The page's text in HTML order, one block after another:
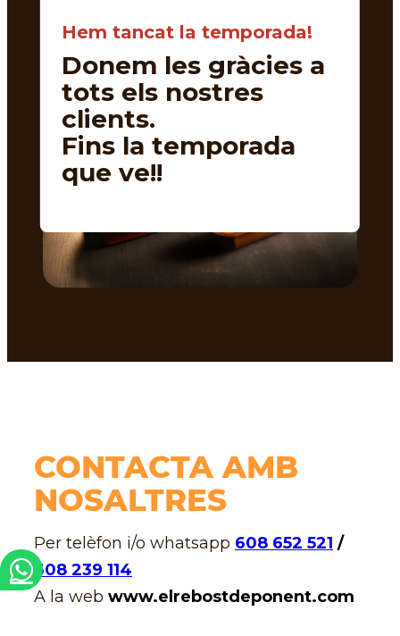
Hem tancat la temporada!
Donem les gràcies a
tots els nostres
clients.
Fins la temporada
que ve!!
CONTACTA AMB
NOSALTRES
Per telèfon i/o whatsapp 608 652 521 /
608 239 114
A la web www.elrebostdeponent.com